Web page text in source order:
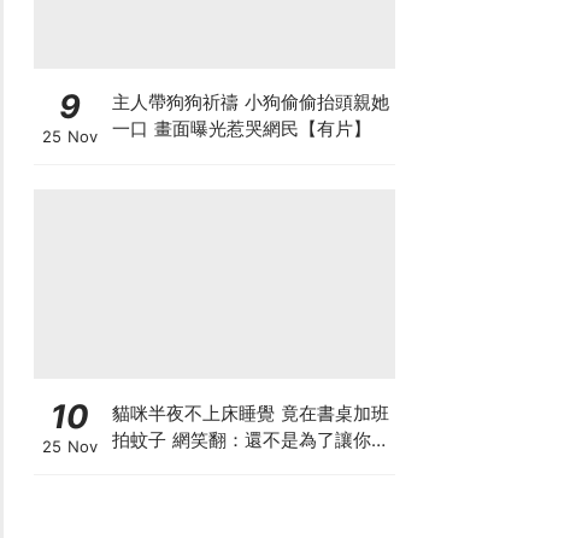
9
25 Nov
主人帶狗狗祈禱 小狗偷偷抬頭親她
一口 畫面曝光惹哭網民【有片】
10
25 Nov
貓咪半夜不上床睡覺 竟在書桌加班
拍蚊子 網笑翻：還不是為了讓你睡